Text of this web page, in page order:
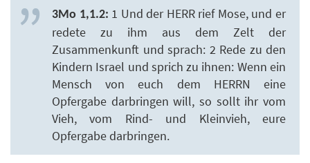
3Mo 1,1.2: 1 Und der HERR rief Mose, und er
redete zu ihm aus dem Zelt der
Zusammenkunft und sprach: 2 Rede zu den
Kindern Israel und sprich zu ihnen: Wenn ein
Mensch von euch dem HERRN eine
Opfergabe darbringen will, so sollt ihr vom
Vieh, vom Rind- und Kleinvieh, eure
Opfergabe darbringen.